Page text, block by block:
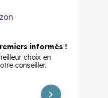
informés !
choix en
conseiller.